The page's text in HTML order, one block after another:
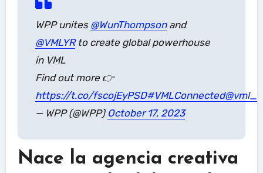
WPP unites @WunThompsonand
@VMLYRto create global powerhouse
in VML
Find out more 👉
https://t.co/fscojEyPSD#VMLConnected
— WPP (@WPP) October 17, 2023
Nace la agencia creativa